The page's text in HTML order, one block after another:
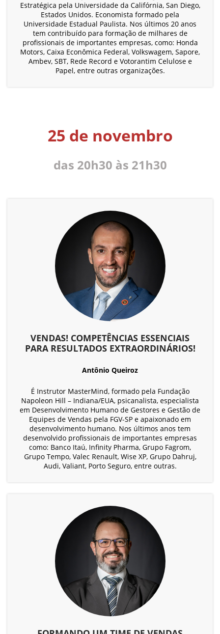
Estratégica pela Universidade da Califórnia, San Diego,
Estados Unidos. Economista formado pela
Universidade Estadual Paulista. Nos últimos 20 anos
tem contribuído para formação de milhares de
profissionais de importantes empresas, como: Honda
Motors, Caixa Econômica Federal, Volkswagem, Sapore,
Ambev, SBT, Rede Record e Votorantim Celulose e
Papel, entre outras organizações.
25 de novembro
das 20h30 às 21h30
VENDAS! COMPETÊNCIAS ESSENCIAIS
PARA RESULTADOS EXTRAORDINÁRIOS!
Antônio Queiroz
É Instrutor MasterMind, formado pela Fundação
Napoleon Hill – Indiana/EUA, psicanalista, especialista
em Desenvolvimento Humano de Gestores e Gestão de
Equipes de Vendas pela FGV-SP e apaixonado em
desenvolvimento humano. Nos últimos anos tem
desenvolvido profissionais de importantes empresas
como: Banco Itaú, Infinity Pharma, Grupo Fagrom,
Grupo Tempo, Valec Renault, Wise XP, Grupo Dahruj,
Audi, Valiant, Porto Seguro, entre outras.